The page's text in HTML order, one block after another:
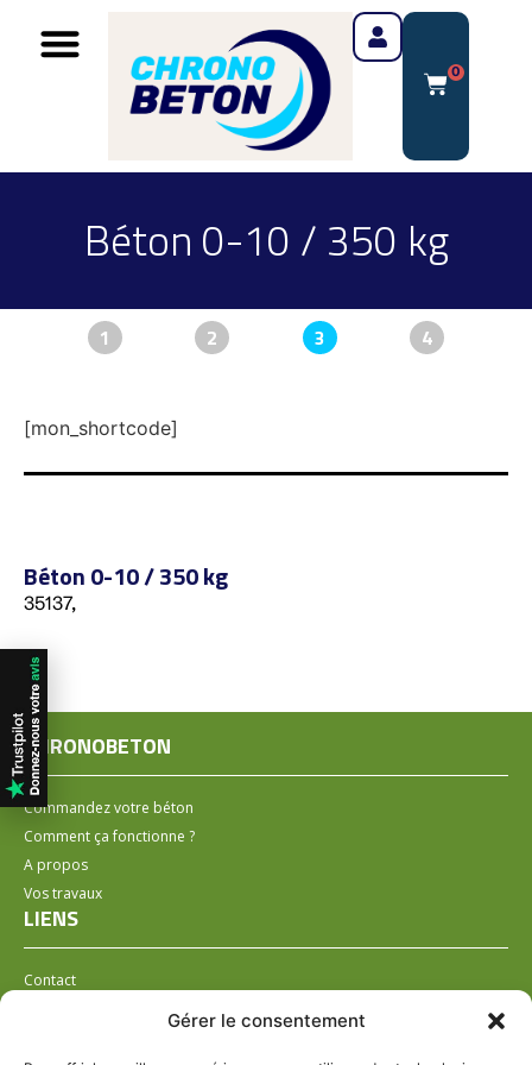
Gérer le consentement
0
Béton 0-10 / 350 kg
1 2 3 4
[mon_shortcode]
Béton 0-10 / 350 kg
35137,
CHRONOBETON
Commandez votre béton
Comment ça fonctionne ?
A propos
Vos travaux
LIENS
Contact